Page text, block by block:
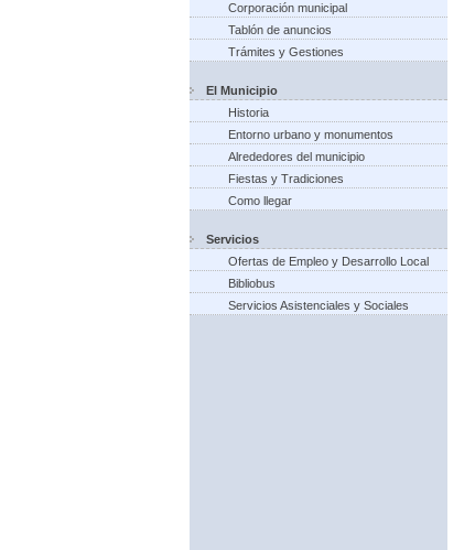
Corporación municipal
Tablón de anuncios
Trámites y Gestiones
El Municipio
Historia
Entorno urbano y monumentos
Alrededores del municipio
Fiestas y Tradiciones
Como llegar
Servicios
Ofertas de Empleo y Desarrollo Local
Bibliobus
Servicios Asistenciales y Sociales